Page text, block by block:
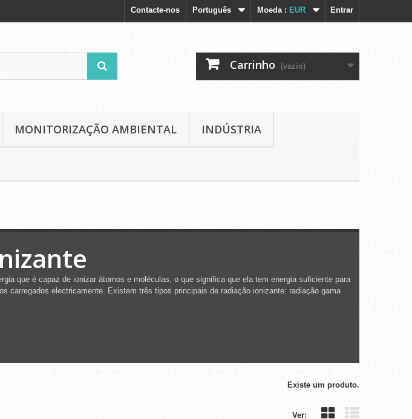
Entrar
Moeda : EUR
Português
Contacte-nos
Carrinho (vazio)
MONITORIZAÇÃO AMBIENTAL INDÚSTRIA
que é capaz de ionizar átomos e moléculas, o que significa que ela tem energia suficiente para
carregados electricamente. Existem três tipos principais de radiação ionizante: radiação gama
Existe um produto.
Ver: